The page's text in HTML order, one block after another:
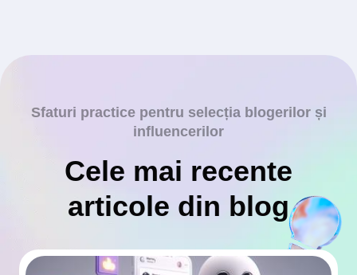
Sfaturi practice pentru selecția blogerilor și
influencerilor
Cele mai recente
articole din blog